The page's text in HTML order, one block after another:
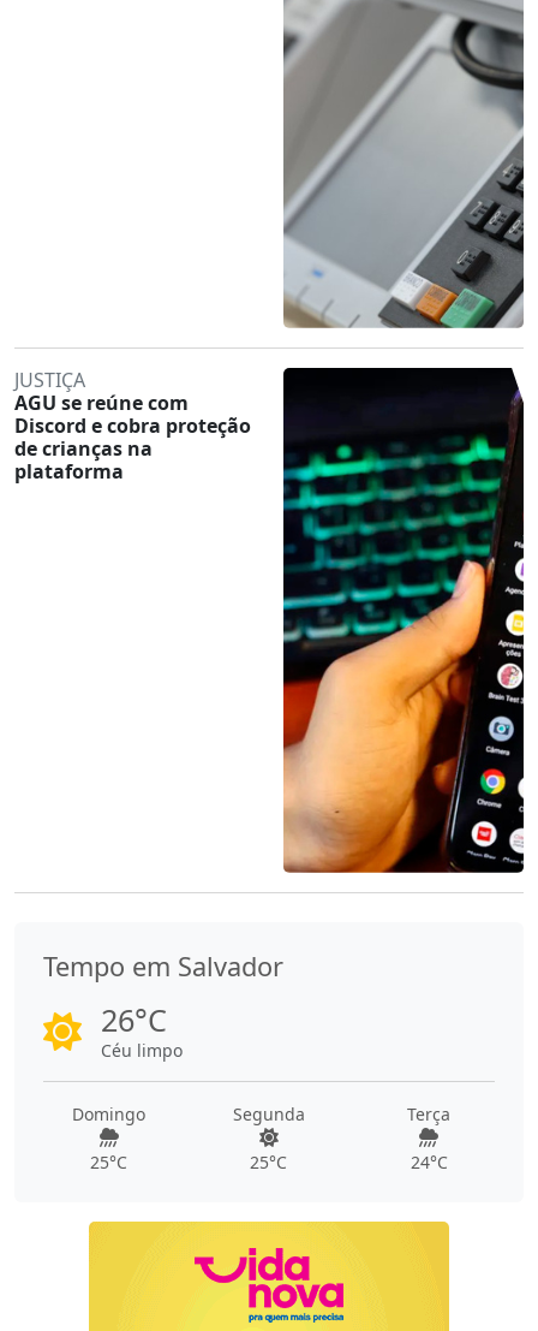
JUSTIÇA
AGU se reúne com
Discord e cobra proteção
de crianças na
plataforma
Tempo em Salvador
26°C
Céu limpo
Domingo
25°C
Segunda
25°C
Terça
24°C